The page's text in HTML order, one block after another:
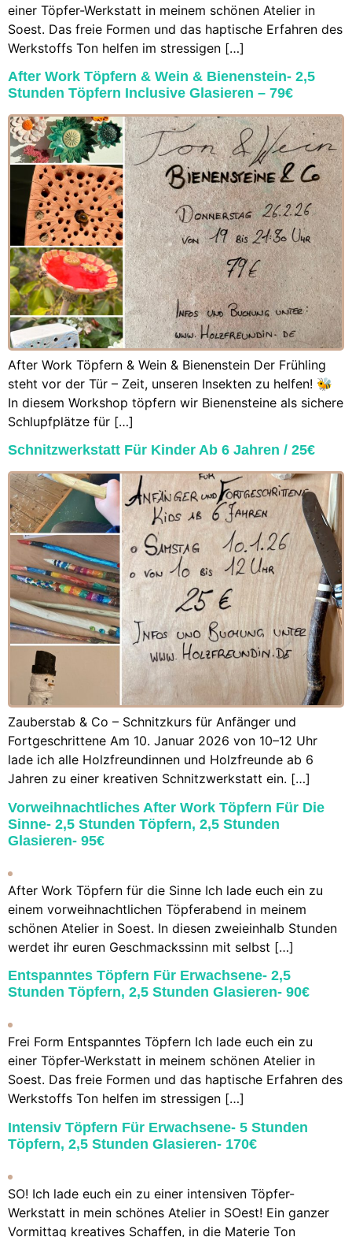
einer Töpfer-Werkstatt in meinem schönen Atelier in
Soest. Das freie Formen und das haptische Erfahren des
Werkstoffs Ton helfen im stressigen […]
After Work Töpfern & Wein & Bienenstein- 2,5
Stunden Töpfern Inclusive Glasieren – 79€
After Work Töpfern & Wein & Bienenstein Der Frühling
steht vor der Tür – Zeit, unseren Insekten zu helfen! 🐝
In diesem Workshop töpfern wir Bienensteine als sichere
Schlupfplätze für […]
Schnitzwerkstatt Für Kinder Ab 6 Jahren / 25€
Zauberstab & Co – Schnitzkurs für Anfänger und
Fortgeschrittene Am 10. Januar 2026 von 10–12 Uhr
lade ich alle Holzfreundinnen und Holzfreunde ab 6
Jahren zu einer kreativen Schnitzwerkstatt ein. […]
Vorweihnachtliches After Work Töpfern Für Die
Sinne- 2,5 Stunden Töpfern, 2,5 Stunden
Glasieren- 95€
After Work Töpfern für die Sinne Ich lade euch ein zu
einem vorweihnachtlichen Töpferabend in meinem
schönen Atelier in Soest. In diesen zweieinhalb Stunden
werdet ihr euren Geschmackssinn mit selbst […]
Entspanntes Töpfern Für Erwachsene- 2,5
Stunden Töpfern, 2,5 Stunden Glasieren- 90€
Frei Form Entspanntes Töpfern Ich lade euch ein zu
einer Töpfer-Werkstatt in meinem schönen Atelier in
Soest. Das freie Formen und das haptische Erfahren des
Werkstoffs Ton helfen im stressigen […]
Intensiv Töpfern Für Erwachsene- 5 Stunden
Töpfern, 2,5 Stunden Glasieren- 170€
SO! Ich lade euch ein zu einer intensiven Töpfer-
Werkstatt in mein schönes Atelier in SOest! Ein ganzer
Vormittag kreatives Schaffen, in die Materie Ton